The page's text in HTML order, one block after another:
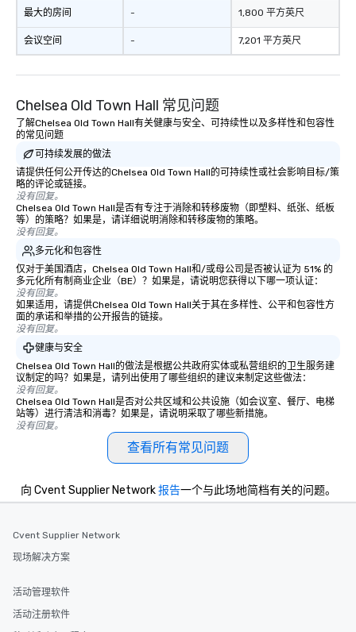
最大的房间
会议空间
-
-
1,800 平方英尺
7,201 平方英尺
Chelsea Old Town Hall 常见问题
了解Chelsea Old Town Hall有关健康与安全、可持续性以及多样性和包容性
的常见问题
可持续发展的做法
请提供任何公开传达的Chelsea Old Town Hall的可持续性或社会影响目标/策
略的评论或链接。
没有回复。
Chelsea Old Town Hall是否有专注于消除和转移废物（即塑料、纸张、纸板
等）的策略？如果是，请详细说明消除和转移废物的策略。
没有回复。
多元化和包容性
仅对于美国酒店，Chelsea Old Town Hall和/或母公司是否被认证为 51% 的
多元化所有制商业企业（BE）？如果是，请说明您获得以下哪一项认证：
没有回复。
如果适用，请提供Chelsea Old Town Hall关于其在多样性、公平和包容性方
面的承诺和举措的公开报告的链接。
没有回复。
健康与安全
Chelsea Old Town Hall的做法是根据公共政府实体或私营组织的卫生服务建
议制定的吗？如果是，请列出使用了哪些组织的建议来制定这些做法：
没有回复。
Chelsea Old Town Hall是否对公共区域和公共设施（如会议室、餐厅、电梯
站等）进行清洁和消毒？如果是，请说明采取了哪些新措施。
没有回复。
查看所有常见问题
向 Cvent Supplier Network报告一个与此场地简档有关的问题。
Cvent Supplier Network
现场解决方案
活动管理软件
活动注册软件